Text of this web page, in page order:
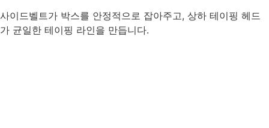
사이드벨트가 박스를 안정적으로 잡아주고, 상하 테이핑 헤드
가 균일한 테이핑 라인을 만듭니다.